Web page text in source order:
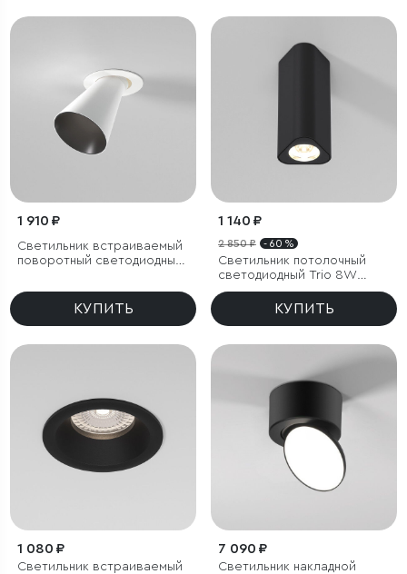
1 910 ₽
Светильник встраиваемый
поворотный светодиодный
Bell 8W 4000K белый
КУПИТЬ
1 140 ₽
2 850 ₽ - 60 %
Светильник потолочный
светодиодный Trio 8W
3000K черный
КУПИТЬ
1 080 ₽
Светильник встраиваемый
7 090 ₽
Светильник накладной